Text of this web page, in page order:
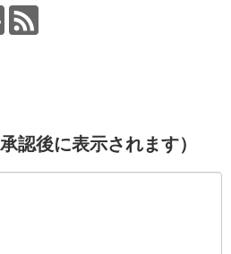
認後に表示されます）